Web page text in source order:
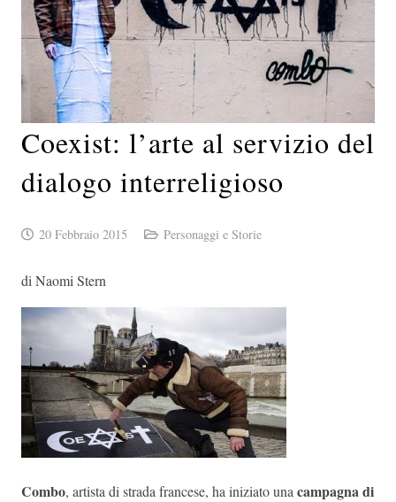
Coexist: l’arte al servizio del
dialogo interreligioso
20 Febbraio 2015 Personaggi e Storie
di Naomi Stern
Combo, artista di strada francese, ha iniziato una campagna di